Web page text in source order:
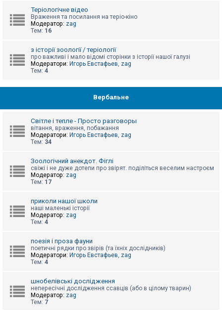
Теріологічне відео
Враження та посилання на теріо-кіно
Модератор: zag
Тем: 16
з історії зоології / теріології
про важливі і мало відомі сторінки з історії нашої галузі
Модератори: Игорь Евстафьев, zag
Тем: 4
Вербальне
Світле і тепле - Просто разговоры
вітання, враження, побажання
Модератори: Игорь Евстафьев, zag
Тем: 34
Зоологічний анекдот. Фіглі
свіжі і не дуже дотепи про звірят. поділіться веселим настроєм
Модератор: zag
Тем: 17
приколи нашої школи
наші маленькі історії
Модератор: zag
Тем: 4
поезія і проза фауни
поетичні рядки про звірів (та їхніх дослідників)
Модератори: Игорь Евстафьев, zag
Тем: 4
шнобелівські дослідження
непересічні дослідження ссавців (або в цілому тварин)
Модератор: zag
Тем: 7